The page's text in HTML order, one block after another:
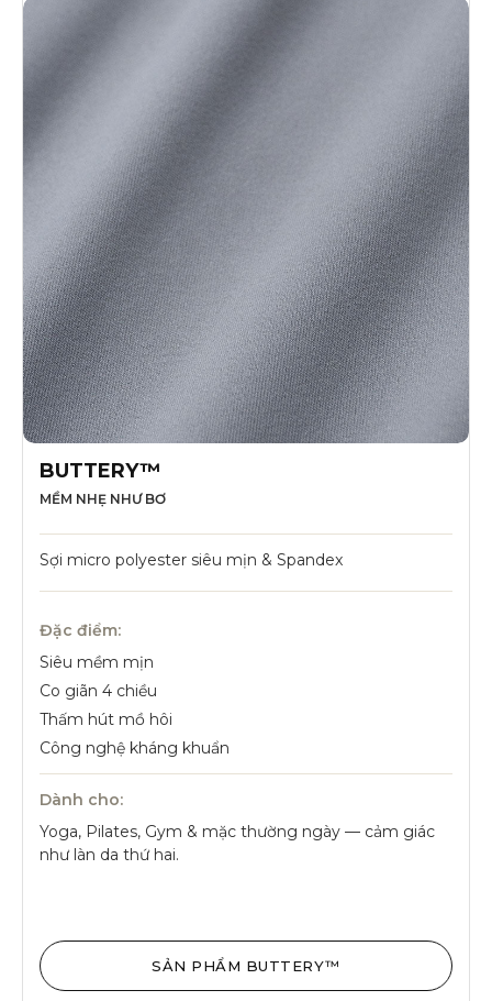
BUTTERY™
MỀM NHẸ NHƯ BƠ
Sợi micro polyester siêu mịn & Spandex
Đặc điểm:
Siêu mềm mịn
Co giãn 4 chiều
Thấm hút mồ hôi
Công nghệ kháng khuẩn
Dành cho:
Yoga, Pilates, Gym & mặc thường ngày — cảm giác
như làn da thứ hai.
SẢN PHẨM BUTTERY™